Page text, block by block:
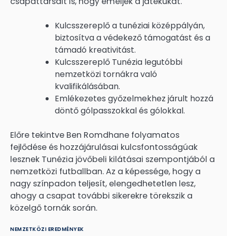
Kulcsszereplő a tunéziai középpályán,
biztosítva a védekező támogatást és a
támadó kreativitást.
Kulcsszereplő Tunézia legutóbbi
nemzetközi tornákra való
kvalifikálásában.
Emlékezetes győzelmekhez járult hozzá
döntő gólpasszokkal és gólokkal.
Előre tekintve Ben Romdhane folyamatos
fejlődése és hozzájárulásai kulcsfontosságúak
lesznek Tunézia jövőbeli kilátásai szempontjából a
nemzetközi futballban. Az a képessége, hogy a
nagy színpadon teljesít, elengedhetetlen lesz,
ahogy a csapat további sikerekre törekszik a
közelgő tornák során.
NEMZETKÖZI EREDMÉNYEK